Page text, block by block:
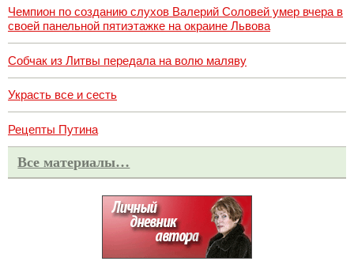
Чемпион по созданию слухов Валерий Соловей умер вчера в
своей панельной пятиэтажке на окраине Львова
Собчак из Литвы передала на волю маляву
Украсть все и сесть
Рецепты Путина
Все материалы…